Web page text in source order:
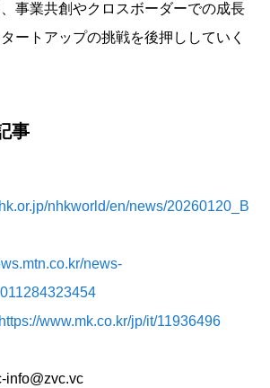
事業共創やクロスボーダーでの成長
ートアップの挑戦を後押ししていく
事
nhkworld/en/news/20260120_B
news-
https://www.mk.co.kr/jp/it/11936496
info@zvc.vc